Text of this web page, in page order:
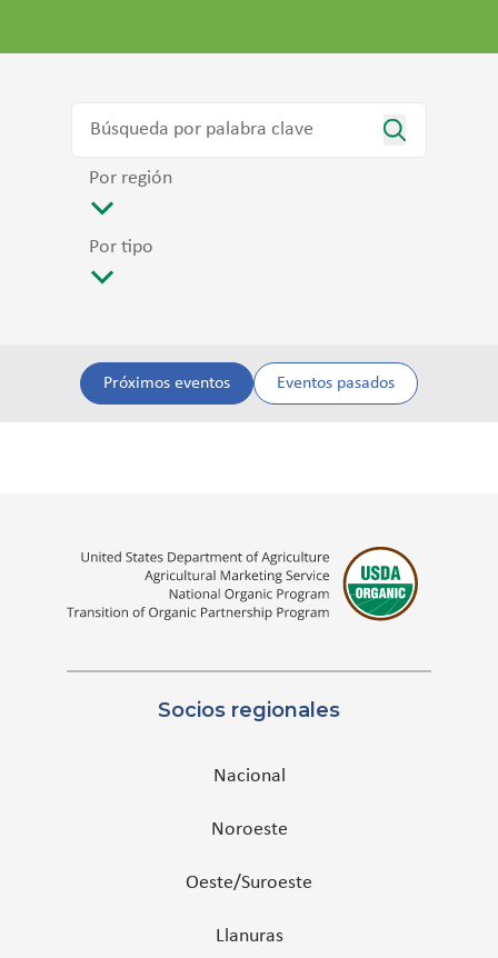
Por región
Por tipo
Próximos eventos Eventos pasados
Socios regionales
Nacional
Noroeste
Oeste/Suroeste
Llanuras